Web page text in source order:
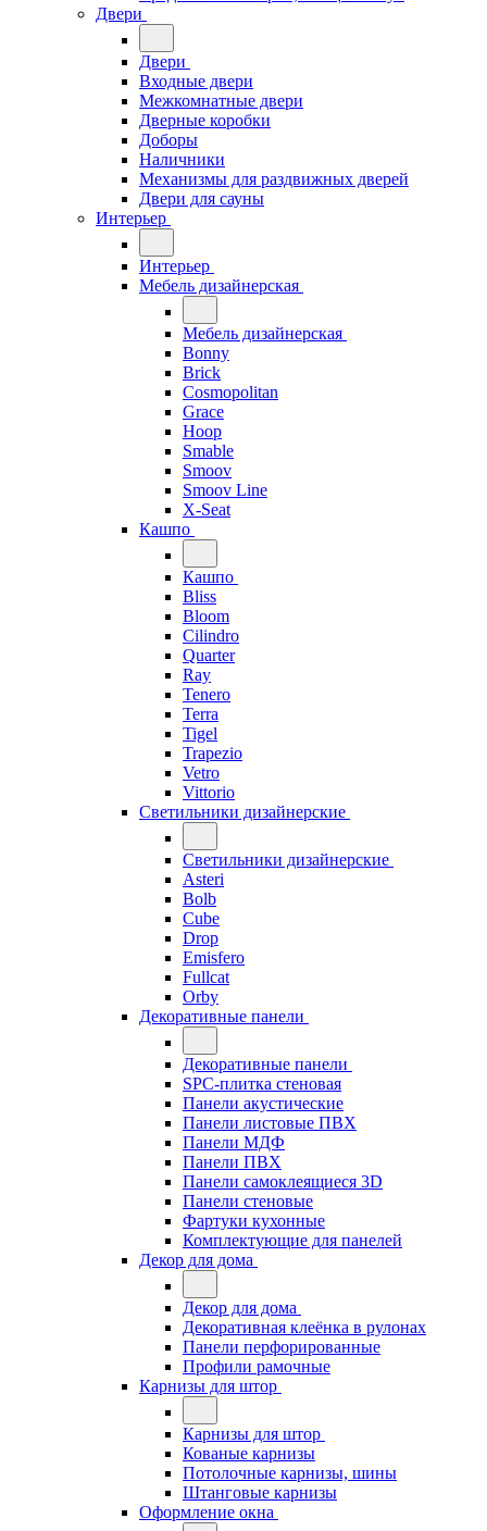
Двери
Двери
Входные двери
Межкомнатные двери
Дверные коробки
Доборы
Наличники
Механизмы для раздвижных дверей
Двери для сауны
Интерьер
Интерьер
Мебель дизайнерская
Мебель дизайнерская
Bonny
Brick
Cosmopolitan
Grace
Hoop
Smable
Smoov
Smoov Line
X-Seat
Кашпо
Кашпо
Bliss
Bloom
Cilindro
Quarter
Ray
Tenero
Terra
Tigel
Trapezio
Vetro
Vittorio
Светильники дизайнерские
Светильники дизайнерские
Asteri
Bolb
Cube
Drop
Emisfero
Fullcat
Orby
Декоративные панели
Декоративные панели
SPC-плитка стеновая
Панели акустические
Панели листовые ПВХ
Панели МДФ
Панели ПВХ
Панели самоклеящиеся 3D
Панели стеновые
Фартуки кухонные
Комплектующие для панелей
Декор для дома
Декор для дома
Декоративная клеёнка в рулонах
Панели перфорированные
Профили рамочные
Карнизы для штор
Карнизы для штор
Кованые карнизы
Потолочные карнизы, шины
Штанговые карнизы
Оформление окна